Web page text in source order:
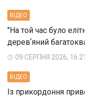
ВIДЕО
"На той час було
деревʼяний
09 СЕРПНЯ 2026, 16:21
ВIДЕО
Із прикордоння